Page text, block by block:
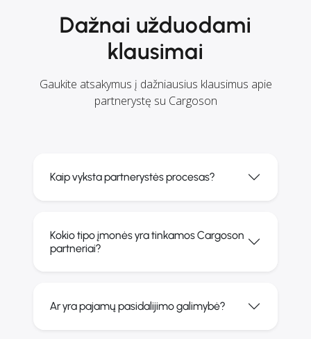
Dažnai užduodami
klausimai
Gaukite atsakymus į dažniausius klausimus apie
partnerystę su Cargoson
Kaip vyksta partnerystės procesas?
Kokio tipo įmonės yra tinkamos Cargoson
partneriai?
Ar yra pajamų pasidalijimo galimybė?